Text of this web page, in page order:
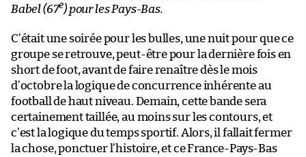
Babel (67e) pour les Pays-Bas.
C’était une soirée pour les bulles, une nuit pour que ce
groupe se retrouve, peut-être pour la dernière fois en
short de foot, avant de faire renaître dès le mois
d’octobre la logique de concurrence inhérente au
football de haut niveau. Demain, cette bande sera
certainement taillée, au moins sur les contours, et
c’est la logique du temps sportif. Alors, il fallait fermer
la chose, ponctuer l’histoire, et ce France-Pays-Bas